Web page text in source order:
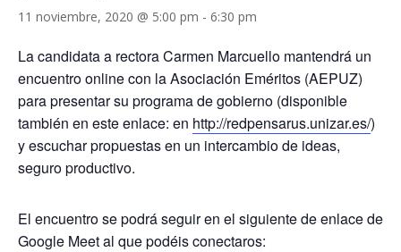
11 noviembre, 2020 @ 5:00 pm - 6:30 pm
La candidata a rectora Carmen Marcuello mantendrá un
encuentro online con la Asociación Eméritos (AEPUZ)
para presentar su programa de gobierno (disponible
también en este enlace: en http://redpensarus.unizar.es/)
y escuchar propuestas en un intercambio de ideas,
seguro productivo.
El encuentro se podrá seguir en el siguiente de enlace de
Google Meet al que podéis conectaros: